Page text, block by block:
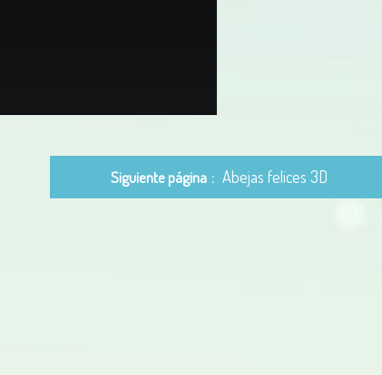
Siguiente página Abejas felices 3D